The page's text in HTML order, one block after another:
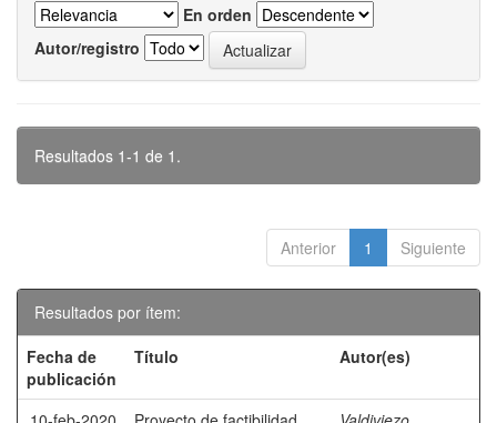
En orden
Autor/registro
Resultados 1-1 de 1.
Anterior 1 Siguiente
Resultados por ítem:
Fecha de
publicación
Título Autor(es)